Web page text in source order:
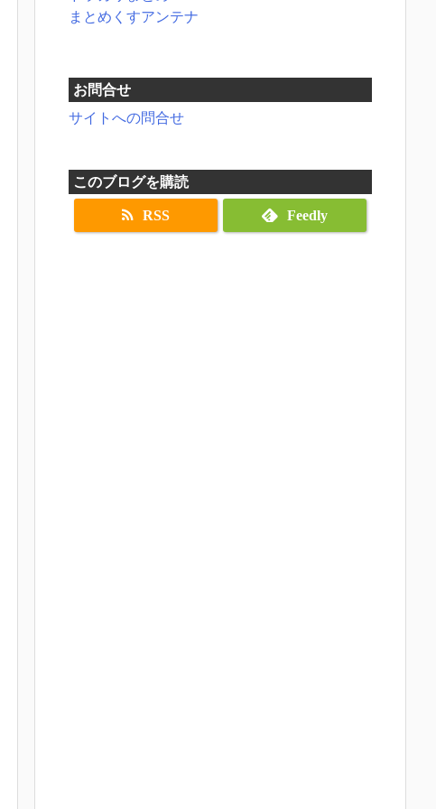
まとめくすアンテナ
お問合せ
サイトへの問合せ
このブログを購読
RSS Feedly